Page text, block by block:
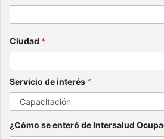
Ciudad *
Servicio de interés *
¿Cómo se enteró de Intersalud